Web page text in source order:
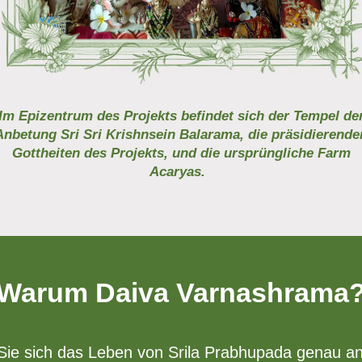
Epizentrum des Projekts befindet sich der Tempel
Sri Sri Krishnsein Balarama, die
Gottheiten des Projekts, und die ursprüngliche Farm
Acaryas.
Daiva
sich das Leben von Srila Prabhupada genau